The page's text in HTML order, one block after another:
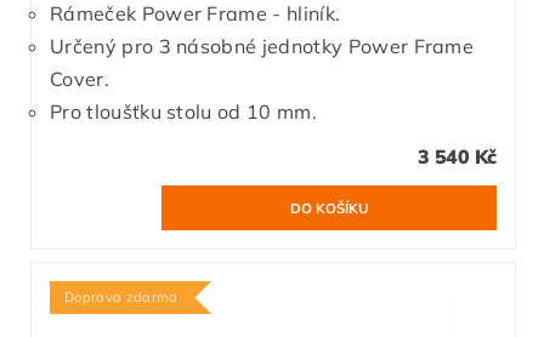
Rámeček Power Frame - hliník.
Určený pro 3 násobné jednotky Power Frame
Cover.
Pro tloušťku stolu od 10 mm.
3 540 Kč
Doprava zdarma